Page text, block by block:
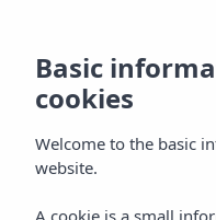
Basic
cookies
Welcome to the basic
website.
A cookie is a small